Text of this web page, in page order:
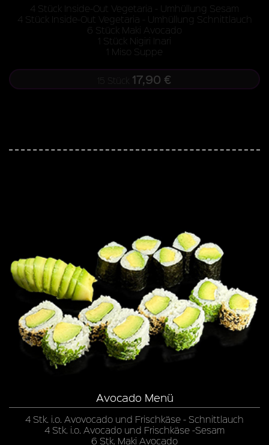
4 Stück Inside-Out Vegetaria - Umhüllung Sesam
4 Stück Inside-Out Vegetaria - Umhüllung Schnittlauch
6 Stück Maki Avocado
1 Stück Nigiri Inari
1 Miso Suppe
15 Stück 17,90 €
Avocado Menü
4 Stk. i.o. Avovocado und Frischkäse - Schnittlauch
4 Stk. i.o. Avocado und Frischkäse -Sesam
6 Stk. Maki Avocado